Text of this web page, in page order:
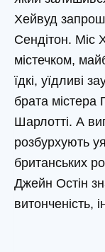
Хейвуд
Сендітон. Міс
містечком,
їдкі, уїдливі
брата
Шарлотті. А
розбурхують
британських
Джейн Остін
витонченість,